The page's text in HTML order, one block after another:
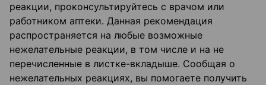
реакции, проконсультируйтесь с врачом или
работником аптеки. Данная рекомендация
распространяется на любые возможные
нежелательные реакции, в том числе и на не
перечисленные в листке-вкладыше. Сообщая о
нежелательных реакциях, вы помогаете получить